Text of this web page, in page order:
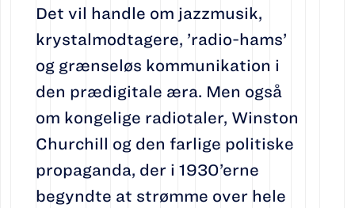
Det vil handle om jazzmusik,
krystalmodtagere, ’radio-hams’
og grænseløs kommunikation i
den prædigitale æra. Men også
om kongelige radiotaler, Winston
Churchill og den farlige politiske
propaganda, der i 1930’erne
begyndte at strømme over hele